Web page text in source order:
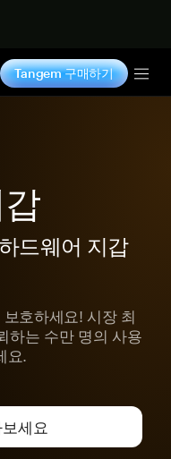
Tangem 구매하기
드웨어 지갑
호하세요! 시장 최
하는 수만 명의 사용
.
세요